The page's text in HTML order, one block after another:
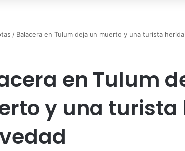
/ Balacera en Tulum deja un muerto y una turista
en Tulum
y una turista